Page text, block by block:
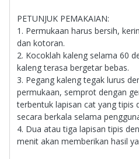
PETUNJUK PEMAKAIAN:
1. Permukaan harus bersih,
dan kotoran.
2. Kocoklah kaleng selama 60
kaleng terasa bergetar bebas.
3. Pegang kaleng tegak lurus
permukaan, semprot dengan
terbentuk lapisan cat yang tipis
secara berkala selama
4. Dua atau tiga lapisan tipis
menit akan memberikan hasil